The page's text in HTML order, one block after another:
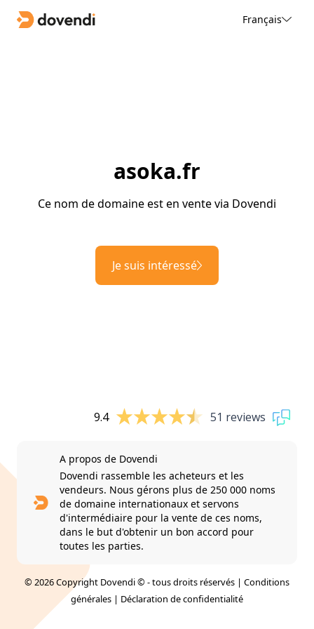
Français
asoka.fr
Ce nom de domaine est en vente via Dovendi
Je suis intéressé
9.4 51 reviews
A propos de Dovendi
Dovendi rassemble les acheteurs et les
vendeurs. Nous gérons plus de 250 000 noms
de domaine internationaux et servons
d'intermédiaire pour la vente de ces noms,
dans le but d'obtenir un bon accord pour
toutes les parties.
© 2026 Copyright Dovendi © - tous droits réservés | Conditions
générales | Déclaration de confidentialité